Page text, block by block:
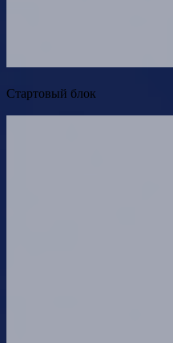
Стартовый блок